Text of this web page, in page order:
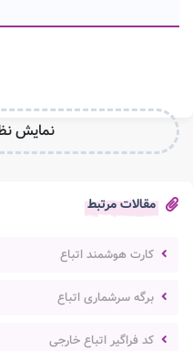
مقالات مرتبط
کارت هوشمند اتباع
برگه سرشماری اتباع
کد فراگیر اتباع خارجی
نمایش